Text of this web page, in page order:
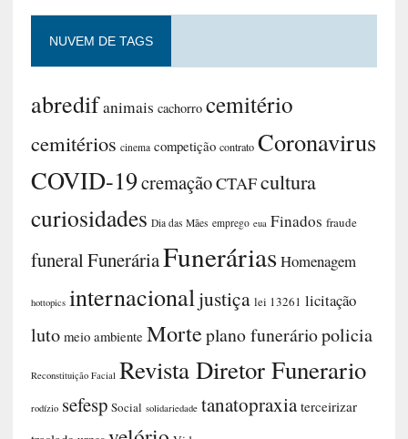
NUVEM DE TAGS
abredifanimais cachorro cemitério
cemitérios cinema competição contrato Coronavirus
COVID-19cremaçãoCTAFcultura
curiosidades Dia das Mães emprego eua Finados fraude
funeralFuneráriaFuneráriasHomenagem
hottopics internacionaljustiça lei 13261 licitação
luto meio ambiente Morteplano funeráriopolicia
Reconstituição Facial Revista Diretor Funerario
rodízio sefesp Social solidariedade tanatopraxia terceirizar